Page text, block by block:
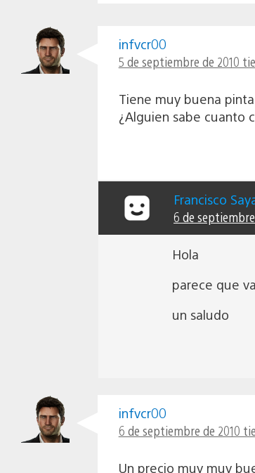
infvcr00
5 de septiembre de 2010
Tiene muy buena
¿Alguien sabe cuanto
Francisco
6 de
Hola
parece que
un saludo
infvcr00
6 de septiembre de 2010
Un precio muy muy